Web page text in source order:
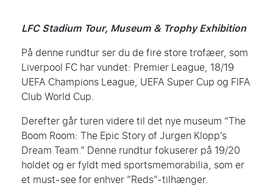
LFC Stadium Tour, Museum & Trophy Exhibition
På denne rundtur ser du de fire store trofæer, som
Liverpool FC har vundet: Premier League, 18/19
UEFA Champions League, UEFA Super Cup og FIFA
Club World Cup.
Derefter går turen videre til det nye museum “The
Boom Room: The Epic Story of Jurgen Klopp’s
Dream Team.” Denne rundtur fokuserer på 19/20
holdet og er fyldt med sportsmemorabilia, som er
et must-see for enhver ”Reds”-tilhænger.